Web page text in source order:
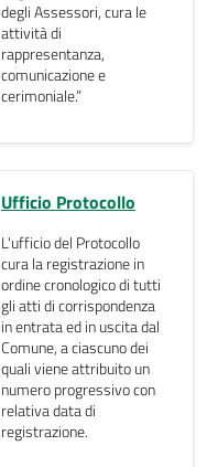
degli Assessori, cura le
attività di
rappresentanza,
comunicazione e
cerimoniale.”
Ufficio Protocollo
L'ufficio del Protocollo
cura la registrazione in
ordine cronologico di tutti
gli atti di corrispondenza
in entrata ed in uscita dal
Comune, a ciascuno dei
quali viene attribuito un
numero progressivo con
relativa data di
registrazione.